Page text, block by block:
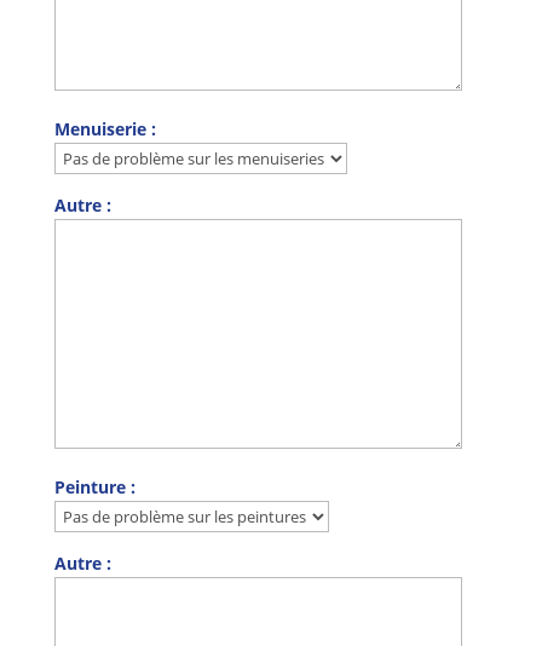
Menuiserie :
Autre :
Peinture :
Autre :